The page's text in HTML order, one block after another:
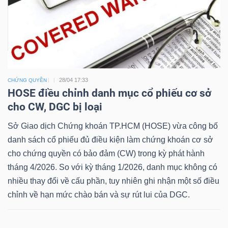
CHỨNG QUYỀN 28/04 17:33
HOSE điều chỉnh danh mục cổ phiếu cơ sở
cho CW, DGC bị loại
Sở Giao dịch Chứng khoán TP.HCM (HOSE) vừa công bố
danh sách cổ phiếu đủ điều kiện làm chứng khoán cơ sở
cho chứng quyền có bảo đảm (CW) trong kỳ phát hành
tháng 4/2026. So với kỳ tháng 1/2026, danh mục không có
nhiều thay đổi về cấu phần, tuy nhiên ghi nhận một số điều
chỉnh về hạn mức chào bán và sự rút lui của DGC.
Dữ
liệu
tài
chính